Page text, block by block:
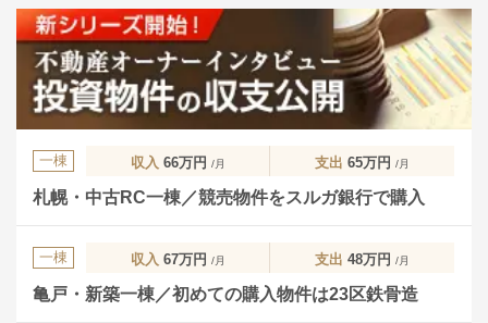
一棟 収入 66万円 /月 支出 65万円 /月
札幌・中古RC一棟／競売物件をスルガ銀行で購入
一棟 収入 67万円 /月 支出 48万円 /月
亀戸・新築一棟／初めての購入物件は23区鉄骨造